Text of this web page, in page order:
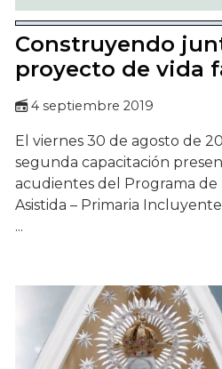
Construyendo
proyecto de vida
4 septiembre 2019
El viernes 30 de agosto de
segunda capacitación
acudientes del Programa de
Asistida – Primaria
...